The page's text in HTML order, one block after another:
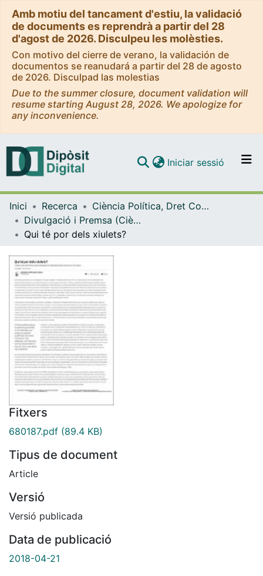
Amb motiu del tancament d'estiu, la validació
de documents es reprendrà a partir del 28
d'agost de 2026. Disculpeu les molèsties.
Con motivo del cierre de verano, la validación de
documentos se reanudará a partir del 28 de agosto
de 2026. Disculpad las molestias
Due to the summer closure, document validation will
resume starting August 28, 2026. We apologize for
any inconvenience.
Navega per tot el DD
Com publicar
Iniciar sessió (current)
Inici Recerca
Ciència Política, Dret Constitucional i Filosofia del Dret
Divulgació i Premsa (Ciència Política, Dret Constitucional i Filosofia del Dret)
Qui té por dels xiulets?
Fitxers
680187.pdf (89.4 KB)
Tipus de document
Article
Versió
Versió publicada
Data de publicació
2018-04-21